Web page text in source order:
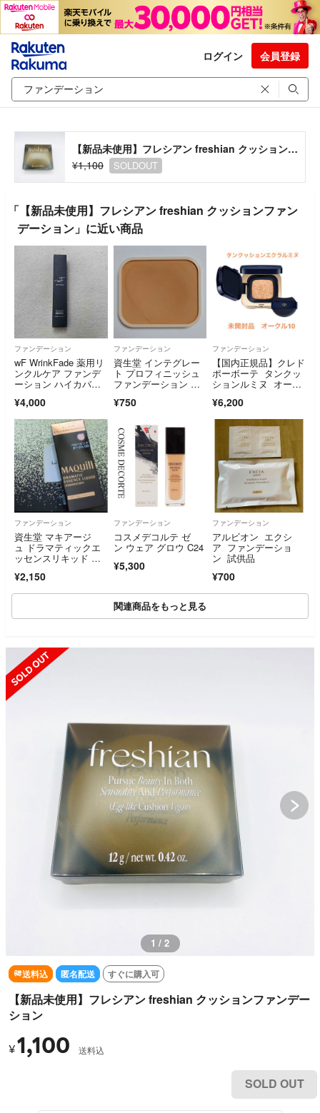
ログイン 会員登録
【新品未使用】フレシアン freshian クッションファンデーション
¥1,100
SOLDOUT
「【新品未使用】フレシアン freshian クッションファン
デーション」に近い商品
ファンデーション
wF WrinkFade 薬用リ
ンクルケア ファンデ
ーション ハイカバ
ージュ
¥4,000
ファンデーション
資生堂 インテグレー
ト プロフィニッシュ
ファンデーション オ
¥750
ファンデーション
【国内正規品】クレド
ポーボーテ タンクッ
ションルミヌ オーク
¥6,200
ファンデーション
資生堂 マキアージ
ュ ドラマティックエ
ッセンスリキッド ベ
0(25ml)
¥2,150
ファンデーション
コスメデコルテ ゼ
ン ウェア グロウ C24
¥5,300
ファンデーション
アルビオン エクシ
ア ファンデーショ
ン 試供品
¥700
関連商品をもっと見る
1 / 2
送料込 匿名配送 すぐに購入可
【新品未使用】フレシアン freshian クッションファンデー
ション
¥1,100 送料込
SOLD OUT